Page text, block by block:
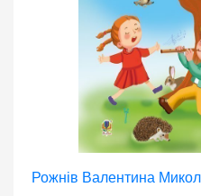
Рожнів Валентина